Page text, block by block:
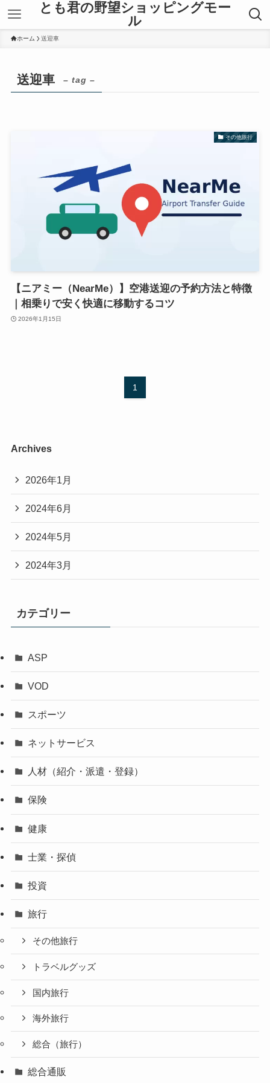
とも君の野望ショッピングモー
ル
ホーム 送迎車
送迎車 – tag –
その他旅行
【ニアミー（NearMe）】空港送迎の予約方法と特徴
｜相乗りで安く快適に移動するコツ
2026年1月15日
1
Archives
2026年1月
2024年6月
2024年5月
2024年3月
カテゴリー
ASP
VOD
スポーツ
ネットサービス
人材（紹介・派遣・登録）
保険
健康
士業・探偵
投資
旅行
その他旅行
トラベルグッズ
国内旅行
海外旅行
総合（旅行）
総合通販